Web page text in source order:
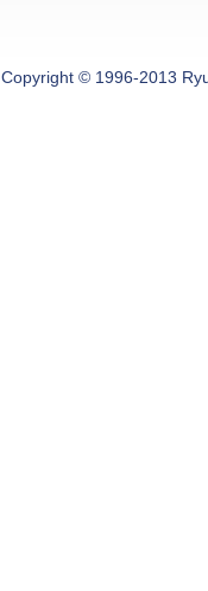
Copyright © 1996-2013